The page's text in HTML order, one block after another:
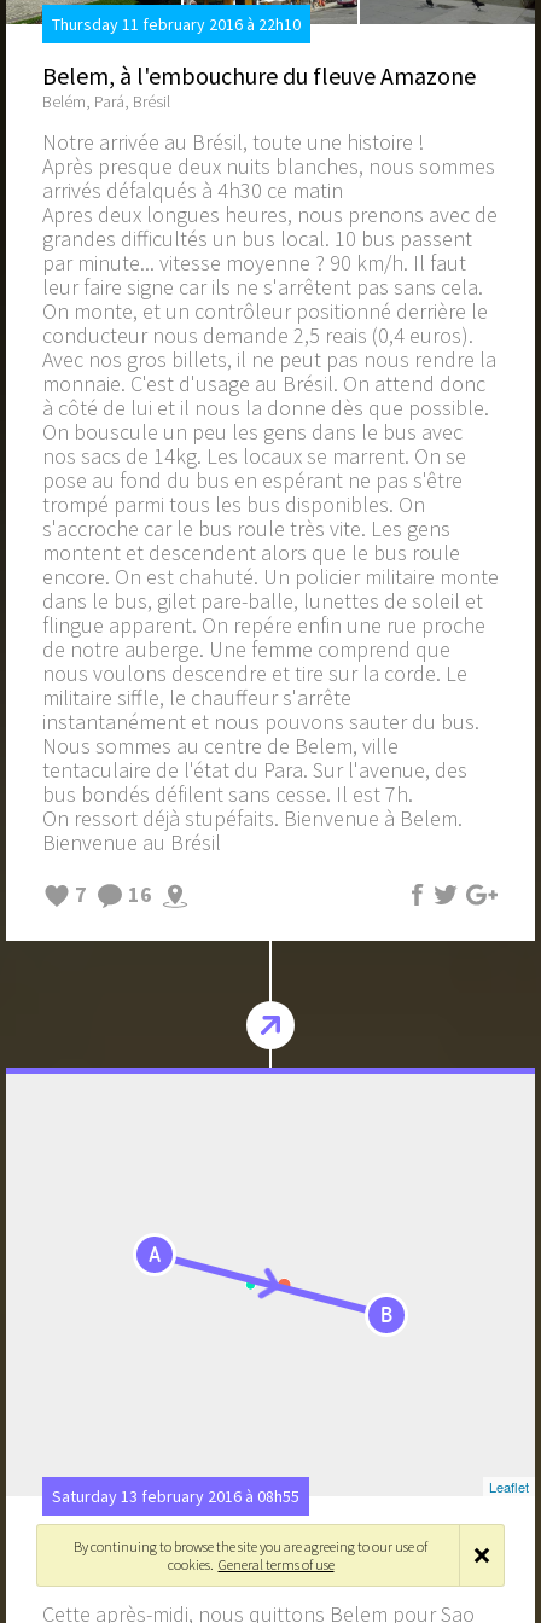
Thursday 11 february 2016 à 22h10
Belem, à l'embouchure du fleuve Amazone
Belém, Pará, Brésil
Notre arrivée au Brésil, toute une histoire !
Après presque deux nuits blanches, nous sommes
arrivés défalqués à 4h30 ce matin
Apres deux longues heures, nous prenons avec de
grandes difficultés un bus local. 10 bus passent
par minute... vitesse moyenne ? 90 km/h. Il faut
leur faire signe car ils ne s'arrêtent pas sans cela.
On monte, et un contrôleur positionné derrière le
conducteur nous demande 2,5 reais (0,4 euros).
Avec nos gros billets, il ne peut pas nous rendre la
monnaie. C'est d'usage au Brésil. On attend donc
à côté de lui et il nous la donne dès que possible.
On bouscule un peu les gens dans le bus avec
nos sacs de 14kg. Les locaux se marrent. On se
pose au fond du bus en espérant ne pas s'être
trompé parmi tous les bus disponibles. On
s'accroche car le bus roule très vite. Les gens
montent et descendent alors que le bus roule
encore. On est chahuté. Un policier militaire monte
dans le bus, gilet pare-balle, lunettes de soleil et
flingue apparent. On repére enfin une rue proche
de notre auberge. Une femme comprend que
nous voulons descendre et tire sur la corde. Le
militaire siffle, le chauffeur s'arrête
instantanément et nous pouvons sauter du bus.
Nous sommes au centre de Belem, ville
tentaculaire de l'état du Para. Sur l'avenue, des
bus bondés défilent sans cesse. Il est 7h.
On ressort déjà stupéfaits. Bienvenue à Belem.
Bienvenue au Brésil
7
16
A
B
Leaflet
Saturday 13 february 2016 à 08h55
Direction Sao Luis
Belém, Pará, Brésil›São Luís - Maranhão, Brésil
Cette après-midi, nous quittons Belem pour Sao
By continuing to browse the site you are agreeing to our use of
cookies. General terms of use